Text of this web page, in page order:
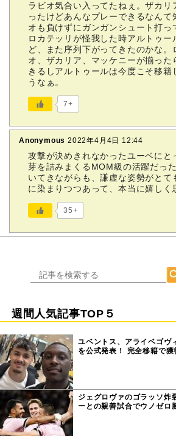
ラビオ気合い入ってたねぇ。ザカリ
ったけどあんなプレーできるなんて
オも負けずにガンガンシュート打っ
ロカテッリが怪我した時アルトゥー
ど、また序列下がってきたのかな。
オ、ザカリア、マッケニーが揃った
きるしアルトゥールは今度こそ移籍
うなぁ。
7+
Anonymous 2022年4月4日 12:44
攻撃が決めきれなかったユーベにと
芽を詰みまくるMOM級の活躍だっ
いてきながらも、謙虚な姿勢がとて
に染まりつつあって、本当に嬉しく
35+
週間人気記事TOP５
ユベントス、アライベゴヴ
を公式発表！ 完全移籍で獲
ジェグロヴァのゴラッソ炸
ーとの親善試合でウノゼロ